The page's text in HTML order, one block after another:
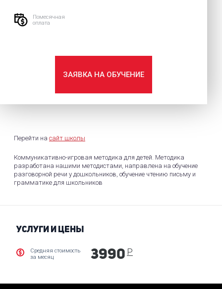
Помесячная
оплата
ЗАЯВКА НА ОБУЧЕНИЕ
Перейти на сайт школы
Коммуникативно-игровая методика для детей. Методика
разработана нашими методистами, направлена на обучение
разговорной речи у дошкольников, обучение чтению письму и
грамматике для школьников
УСЛУГИ И ЦЕНЫ
Средняя стоимость
за месяц
3990 Р